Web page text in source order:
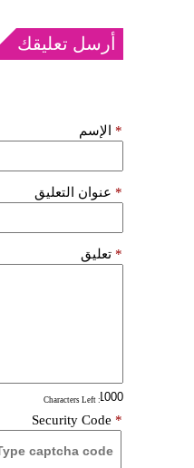
أرسل تعليقك
الإسم *
عنوان التعليق *
تعليق *
: Characters Left
Security Code *